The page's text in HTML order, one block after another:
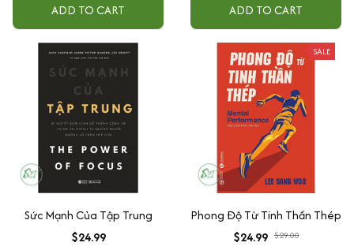
ADD TO CART ADD TO CART
Sức Mạnh Của Tập Trung
$24.99
SALE
Phong Độ Từ Tinh Thần Thép
$24.99 $29.00